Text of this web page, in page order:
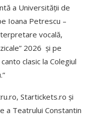
a Universităţii de
Ioana Petrescu –
vocală,
2026 şi pe
clasic la Colegiul
Startickets.ro şi
a Teatrului Constantin